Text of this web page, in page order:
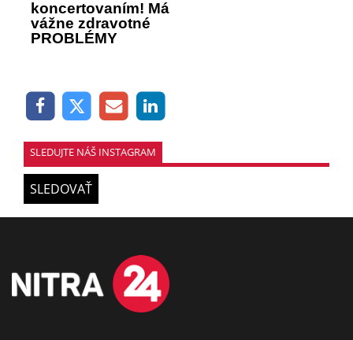
koncertovaním! Má
vážne zdravotné
PROBLÉMY
SLEDUJTE NÁŠ INSTAGRAM
SLEDOVAŤ